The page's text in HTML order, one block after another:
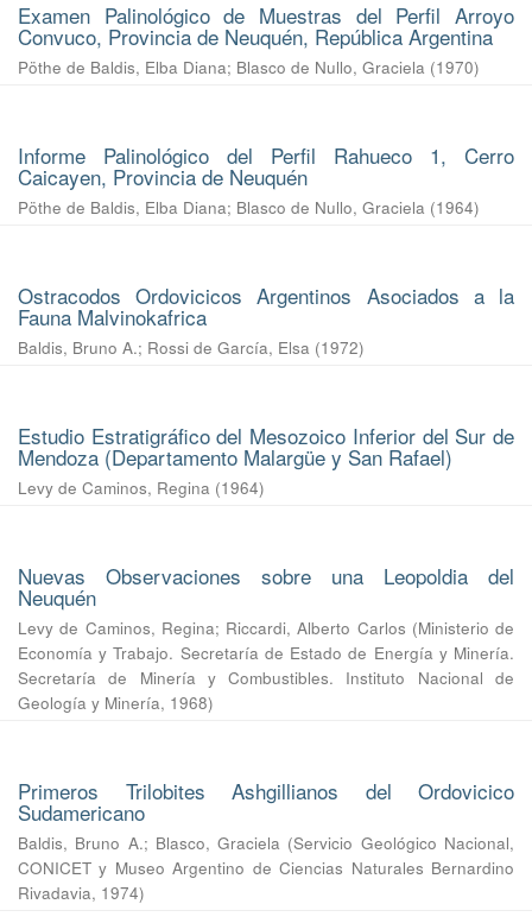
Examen Palinológico de Muestras del Perfil Arroyo
Convuco, Provincia de Neuquén, República Argentina
Pöthe de Baldis, Elba Diana; Blasco de Nullo, Graciela (1970)
Informe Palinológico del Perfil Rahueco 1, Cerro
Caicayen, Provincia de Neuquén
Pöthe de Baldis, Elba Diana; Blasco de Nullo, Graciela (1964)
Ostracodos Ordovicicos Argentinos Asociados a la
Fauna Malvinokafrica
Baldis, Bruno A.; Rossi de García, Elsa (1972)
Estudio Estratigráfico del Mesozoico Inferior del Sur de
Mendoza (Departamento Malargüe y San Rafael)
Levy de Caminos, Regina (1964)
Nuevas Observaciones sobre una Leopoldia del
Neuquén
Levy de Caminos, Regina; Riccardi, Alberto Carlos (Ministerio de
Economía y Trabajo. Secretaría de Estado de Energía y Minería.
Secretaría de Minería y Combustibles. Instituto Nacional de
Geología y Minería, 1968)
Primeros Trilobites Ashgillianos del Ordovicico
Sudamericano
Baldis, Bruno A.; Blasco, Graciela (Servicio Geológico Nacional,
CONICET y Museo Argentino de Ciencias Naturales Bernardino
Rivadavia, 1974)